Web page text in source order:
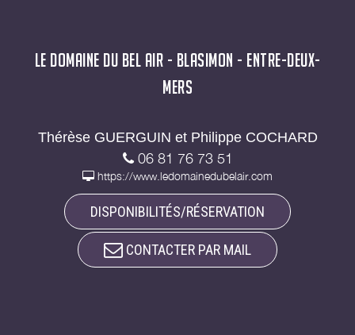
LE DOMAINE DU BEL AIR - BLASIMON - ENTRE-DEUX-
MERS
Thérèse GUERGUIN et Philippe COCHARD
06 81 76 73 51
https://www.ledomainedubelair.com
DISPONIBILITÉS/RÉSERVATION
CONTACTER PAR MAIL